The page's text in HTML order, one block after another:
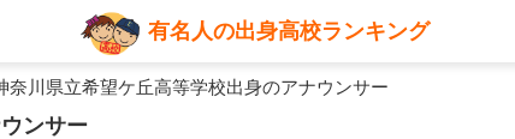
有名人の出身高校ランキング
奈川県立希望ケ丘高等学校出身のアナウンサー
ンサー